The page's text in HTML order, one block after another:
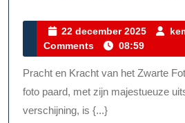
22 december 2025
22
2025
Comments
08:59
Pracht en Kracht van het Zwarte Foto Paard Het zwarte
foto paard, met zijn majestueuze
verschijning, is {...}